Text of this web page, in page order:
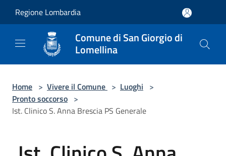
Regione Lombardia
Comune di San Giorgio di
Lomellina
Home > Vivere il Comune > Luoghi >
Pronto soccorso >
Ist. Clinico S. Anna Brescia PS Generale